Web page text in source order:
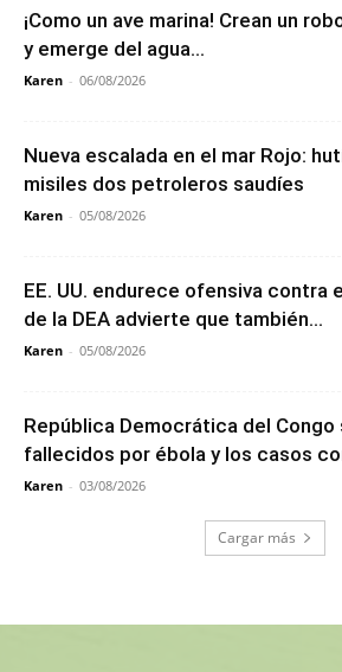
¡Como un ave marina! Crean un
y emerge del agua...
Karen - 06/08/2026
Nueva escalada en el mar Rojo:
misiles dos petroleros saudíes
Karen - 05/08/2026
EE. UU. endurece ofensiva contra
de la DEA advierte que también...
Karen - 05/08/2026
República Democrática del Congo
fallecidos por ébola y los casos
Karen - 03/08/2026
Cargar más